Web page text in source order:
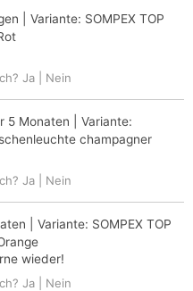
| Variante: SOMPEX TOP
Ja Nein
5 Monaten | Variante:
champagner
Ja Nein
| Variante: SOMPEX TOP
wieder!
Ja Nein